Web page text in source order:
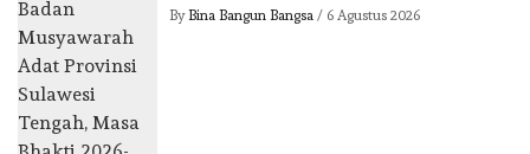
By Bina Bangun Bangsa/ 6 Agustus 2026